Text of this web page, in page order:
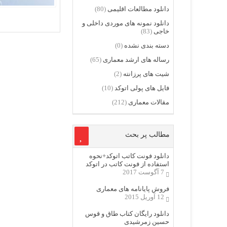
دانلود مطالعات اقلیمی (80)
دانلود نمونه های موردی داخلی و
خاجی (83)
دسته بندی نشده (0)
رساله های ارشد معماری (65)
شیت های پرزانته (2)
فایل های پولی اتوکد (10)
مقالات معماری (212)
مطالب پر بحث
دانلود فونت کاتب اتوکد+نحوه
استفاده از فونت کاتب در اتوکد
7 آگوست 2017
فروش پایانامه های معماری
12 آوریل 2015
دانلود رایگان کتاب طاق و قوس
حسین زمرشیدی